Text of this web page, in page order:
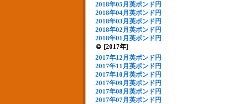
2018年05月英ポンド円
2018年04月英ポンド円
2018年03月英ポンド円
2018年02月英ポンド円
2018年01月英ポンド円
[2017年]
2017年12月英ポンド円
2017年11月英ポンド円
2017年10月英ポンド円
2017年09月英ポンド円
2017年08月英ポンド円
2017年07月英ポンド円